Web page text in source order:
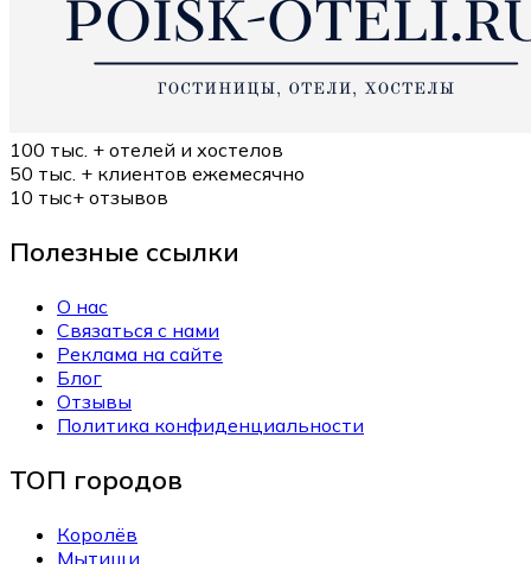
100 тыс. + отелей и хостелов
50 тыс. + клиентов ежемесячно
10 тыс+ отзывов
Полезные ссылки
О нас
Связаться с нами
Реклама на сайте
Блог
Отзывы
Политика конфиденциальности
ТОП городов
Королёв
Мытищи